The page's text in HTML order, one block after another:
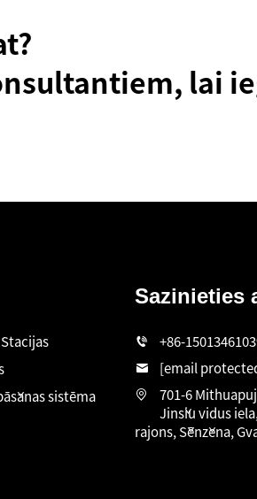
lai
sistēma
Sazinieties
+86-
[email
701-6
Jinšiu vidus
rajons, Šēnžena,